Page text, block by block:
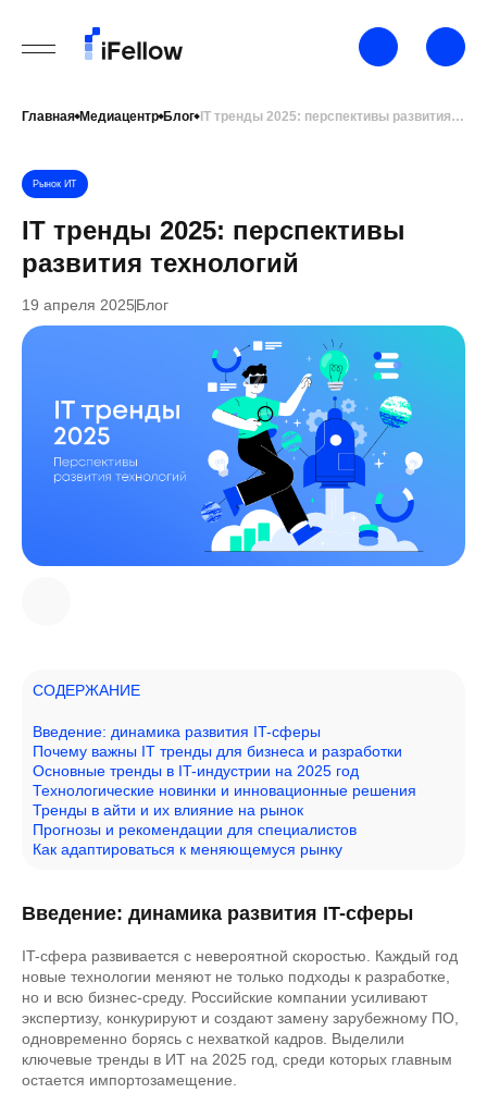
Главная Медиацентр Блог IT тренды 2025: перспективы развития технологий
IT тренды 2025: перспективы
развития технологий
Рынок ИТ
19 апреля 2025Блог
СОДЕРЖАНИЕ
Введение: динамика развития IT-сферы
Почему важны IT тренды для бизнеса и разработки
Основные тренды в IT-индустрии на 2025 год
Технологические новинки и инновационные решения
Тренды в айти и их влияние на рынок
Прогнозы и рекомендации для специалистов
Как адаптироваться к меняющемуся рынку
Введение: динамика развития IT-сферы
IT-сфера развивается с невероятной скоростью. Каждый год
новые технологии меняют не только подходы к разработке,
но и всю бизнес-среду. Российские компании усиливают
экспертизу, конкурируют и создают замену зарубежному ПО,
одновременно борясь с нехваткой кадров. Выделили
ключевые тренды в ИТ на 2025 год, среди которых главным
остается импортозамещение.